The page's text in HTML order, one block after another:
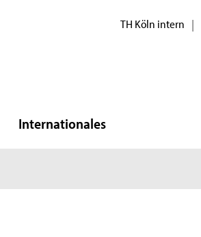
TH Köln intern |
Internationales